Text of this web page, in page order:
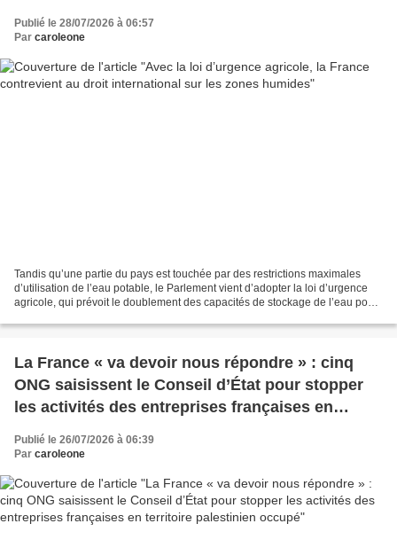
Publié le 28/07/2026 à 06:57
Par caroleone
Tandis qu’une partie du pays est touchée par des restrictions maximales
d’utilisation de l’eau potable, le Parlement vient d’adopter la loi d’urgence
agricole, qui prévoit le doublement des capacités de stockage de l’eau pour
La France « va devoir nous répondre » : cinq
ONG saisissent le Conseil d’État pour stopper
les activités des entreprises françaises en
territoire palestinien occupé
Publié le 26/07/2026 à 06:39
Par caroleone